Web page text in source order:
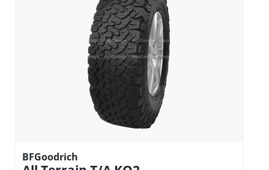
BFGoodrich